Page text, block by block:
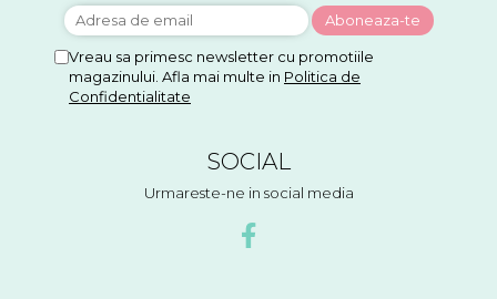
Vreau sa primesc newsletter cu promotiile
magazinului. Afla mai multe in Politica de
Confidentialitate
SOCIAL
Urmareste-ne in social media